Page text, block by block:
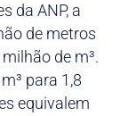
da ANP, a
de metros
de m³.
para 1,8
equivalem